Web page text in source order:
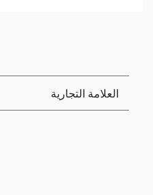
العلامة التجارية